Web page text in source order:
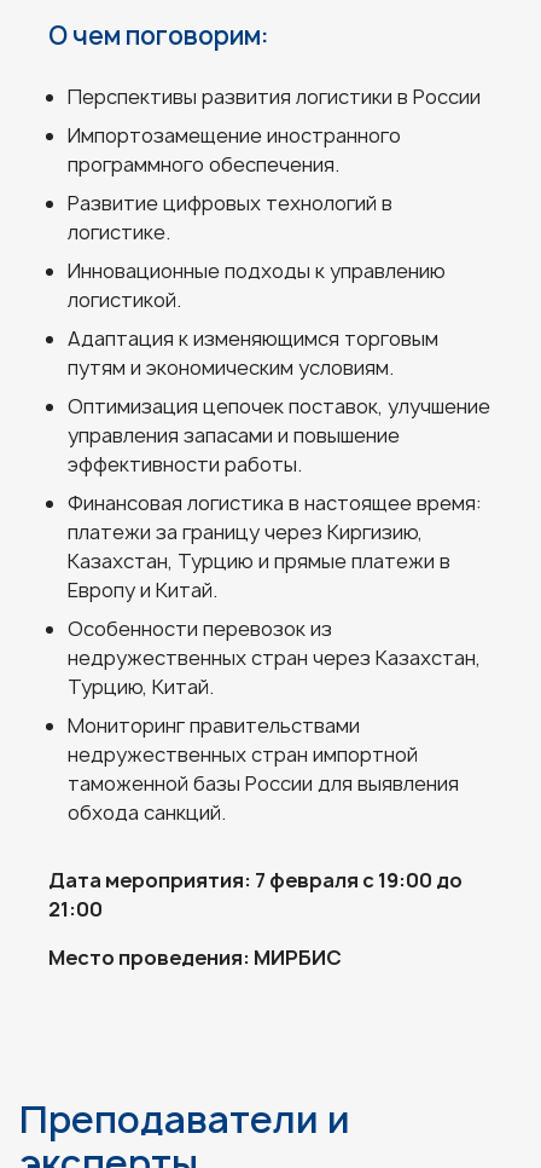
О чем поговорим:
Перспективы развития логистики в России
Импортозамещение иностранного
программного обеспечения.
Развитие цифровых технологий в
логистике.
Инновационные подходы к управлению
логистикой.
Адаптация к изменяющимся торговым
путям и экономическим условиям.
Оптимизация цепочек поставок, улучшение
управления запасами и повышение
эффективности работы.
Финансовая логистика в настоящее время:
платежи за границу через Киргизию,
Казахстан, Турцию и прямые платежи в
Европу и Китай.
Особенности перевозок из
недружественных стран через Казахстан,
Турцию, Китай.
Мониторинг правительствами
недружественных стран импортной
таможенной базы России для выявления
обхода санкций.
Дата мероприятия: 7 февраля с 19:00 до
21:00
Место проведения: МИРБИС
Преподаватели и